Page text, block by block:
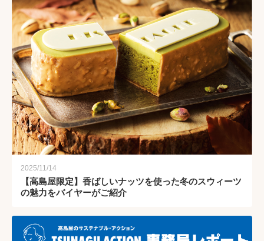
2025/11/14
【高島屋限定】香ばしいナッツを使った冬のスウィーツ
の魅力をバイヤーがご紹介